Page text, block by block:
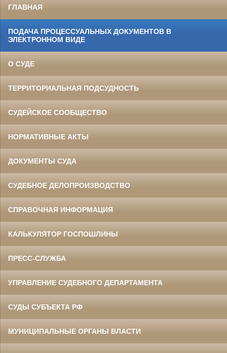
ГЛАВНАЯ
ПОДАЧА ПРОЦЕССУАЛЬНЫХ ДОКУМЕНТОВ В
ЭЛЕКТРОННОМ ВИДЕ
О СУДЕ
ТЕРРИТОРИАЛЬНАЯ ПОДСУДНОСТЬ
СУДЕЙСКОЕ СООБЩЕСТВО
НОРМАТИВНЫЕ АКТЫ
ДОКУМЕНТЫ СУДА
СУДЕБНОЕ ДЕЛОПРОИЗВОДСТВО
СПРАВОЧНАЯ ИНФОРМАЦИЯ
КАЛЬКУЛЯТОР ГОСПОШЛИНЫ
ПРЕСС-СЛУЖБА
УПРАВЛЕНИЕ СУДЕБНОГО ДЕПАРТАМЕНТА
СУДЫ СУБЪЕКТА РФ
МУНИЦИПАЛЬНЫЕ ОРГАНЫ ВЛАСТИ